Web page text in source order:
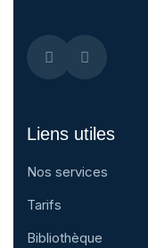
Liens utiles
Nos services
Tarifs
Bibliothèque